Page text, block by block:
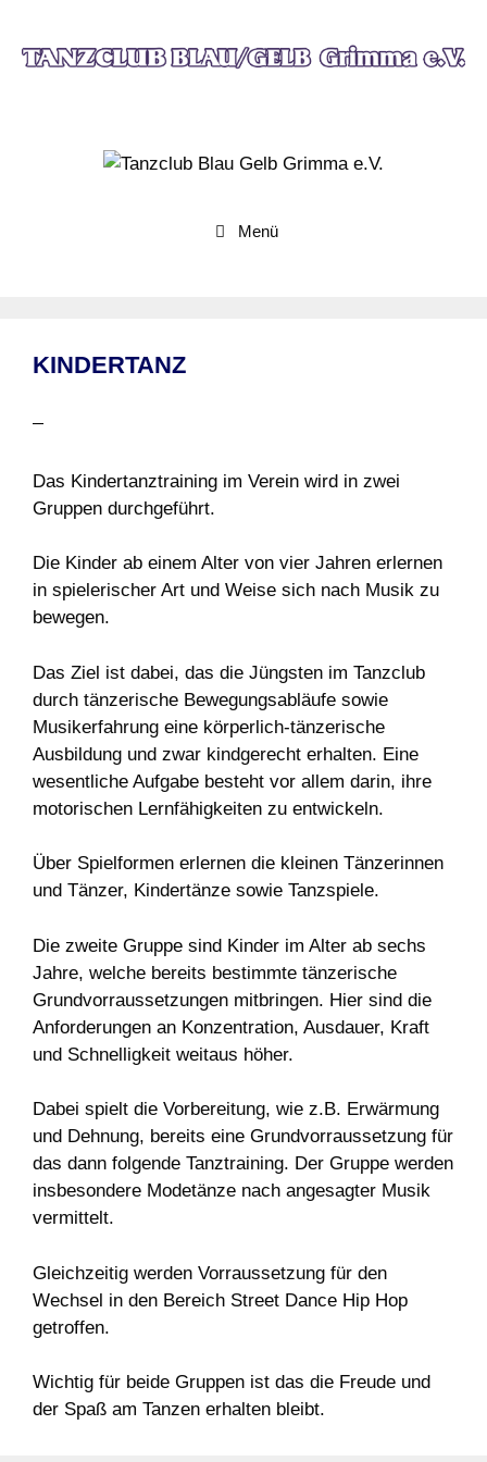
springen
Menü
KINDERTANZ
Das Kindertanztraining im Verein wird in zwei
Gruppen durchgeführt.
Die Kinder ab einem Alter von vier Jahren erlernen
in spielerischer Art und Weise sich nach Musik zu
bewegen.
Das Ziel ist dabei, das die Jüngsten im Tanzclub
durch tänzerische Bewegungsabläufe sowie
Musikerfahrung eine körperlich-tänzerische
Ausbildung und zwar kindgerecht erhalten. Eine
wesentliche Aufgabe besteht vor allem darin, ihre
motorischen Lernfähigkeiten zu entwickeln.
Über Spielformen erlernen die kleinen Tänzerinnen
und Tänzer, Kindertänze sowie Tanzspiele.
Die zweite Gruppe sind Kinder im Alter ab sechs
Jahre, welche bereits bestimmte tänzerische
Grundvorraussetzungen mitbringen. Hier sind die
Anforderungen an Konzentration, Ausdauer, Kraft
und Schnelligkeit weitaus höher.
Dabei spielt die Vorbereitung, wie z.B. Erwärmung
und Dehnung, bereits eine Grundvorraussetzung für
das dann folgende Tanztraining. Der Gruppe werden
insbesondere Modetänze nach angesagter Musik
vermittelt.
Gleichzeitig werden Vorraussetzung für den
Wechsel in den Bereich Street Dance Hip Hop
getroffen.
Wichtig für beide Gruppen ist das die Freude und
der Spaß am Tanzen erhalten bleibt.